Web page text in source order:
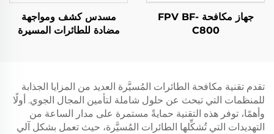
جهاز مكافحة FPV BF-
C800
مسدس كشف ومواجهة
مضادة للطائرات المسيرة
تقدم تقنية مكافحة الطائرات المُسيَّرة العديد من المزايا الجذابة
للمنظمات التي تبحث عن حلول شاملة لتأمين المجال الجوي. أولًا
وأهمًا، توفر هذه التقنية حمايةً مستمرة على مدار الساعة من
التهديدات التي تُشكِّلها الطائرات المُسيَّرة، حيث تعمل بشكل آلي